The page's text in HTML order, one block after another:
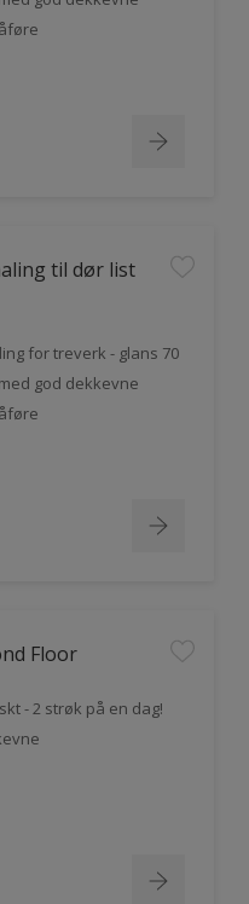
til dør list
for treverk - glans 70
god dekkevne
Floor
- 2 strøk på en dag!